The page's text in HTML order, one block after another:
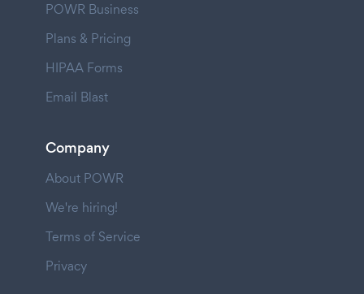
POWR Business
Plans & Pricing
HIPAA Forms
Email Blast
Company
About POWR
We're hiring!
Terms of Service
Privacy